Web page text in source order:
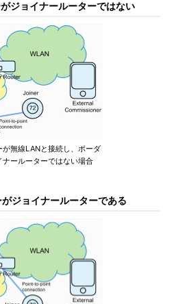
ジョイナールーターではない
無線LANと接続し、ボーダ
ナールーターではない場合
ジョイナールーターである